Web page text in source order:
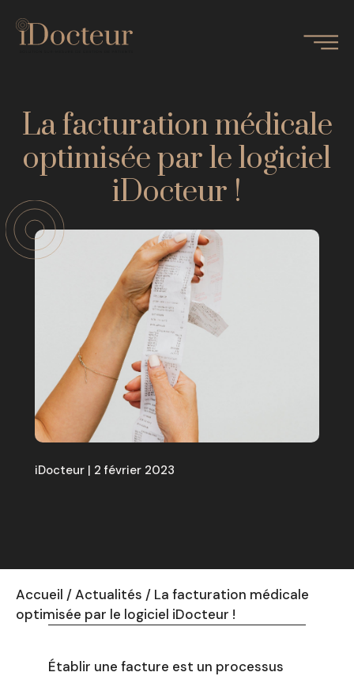
La facturation médicale
optimisée par le logiciel
iDocteur !
iDocteur | 2 février 2023
Accueil /Actualités / La facturation médicale
optimisée par le logiciel iDocteur !
Établir une facture est un processus